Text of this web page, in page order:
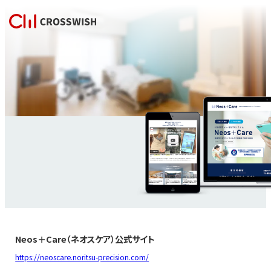
Neos＋Care（ネオスケア）公式サイト
https://neoscare.noritsu-precision.com/